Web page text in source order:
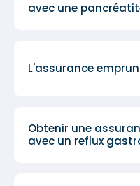
avec une
L'assurance
Obtenir une
avec un reflux